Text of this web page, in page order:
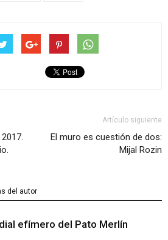
Artículo siguiente
El muro es cuestión de dos:
Mijal Rozin
del autor
efímero del Pato Merlín